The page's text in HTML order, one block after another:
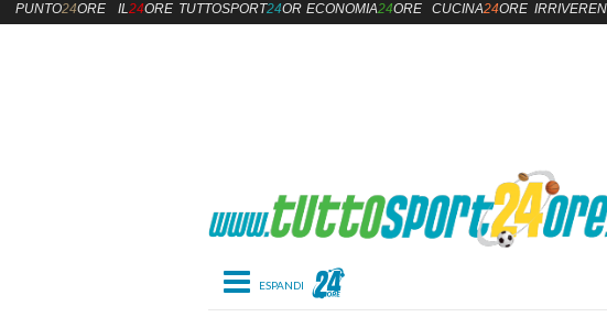
Toggle navigation
PUNTO24ORE IL24ORE TUTTOSPORT24OREECONOMIA24ORE CUCINA24ORE